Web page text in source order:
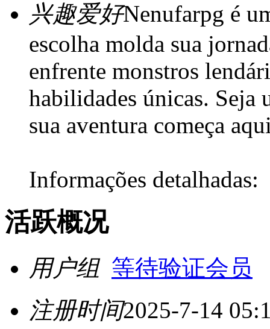
兴趣爱好Nenufarpg é
escolha molda sua
enfrente monstros
habilidades únicas. Seja
sua aventura começa
Informações detalhadas:
活跃概况
用户组 等待验证会员
注册时间2025-7-14